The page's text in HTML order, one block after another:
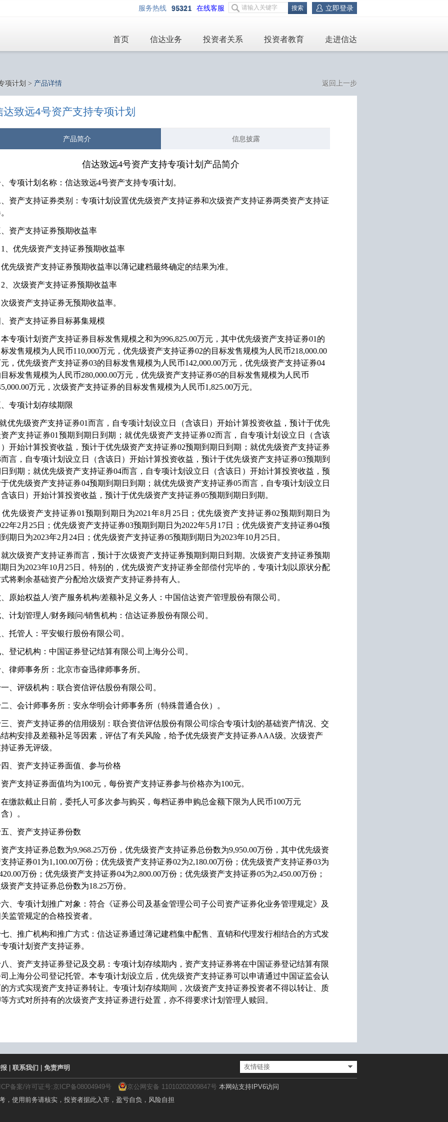
立即登录
在线客服
服务热线
首页 信达业务 投资者关系 投资者教育 走进信达
项计划 > 产品详情 返回上一步
达致远4号资产支持专项计划
产品简介 信息披露
信达致远4号资产支持专项计划产品简介
专项计划名称：信达致远4号资产支持专项计划。
资产支持证券类别：专项计划设置优先级资产支持证券和次级资产支持证券两类资产支持证
资产支持证券预期收益率
1 、优先级资产支持证券预期收益率
优先级资产支持证券预期收益率以薄记建档最终确定的结果为准。
2 、次级资产支持证券预期收益率
次级资产支持证券无预期收益率。
资产支持证券目标募集规模
本专项计划资产支持证券目标发售规模之和为996,825.00万元，其中优先级资产支持证券01 的
发售规模为人民币110,000万元，优先级资产支持证券02的目标发售规模为人民币218,000.00
，优先级资产支持证券03的目标发售规模为人民币142,000.00万元，优先级资产支持证券04
标发售规模为人民币280,000.00万元，优先级资产支持证券05的目标发售规模为人民币
万元，次级资产支持证券的目标发售规模为人民币1,825.00万元。
专项计划存续期限
优先级资产支持证券01而言，自专项计划设立日（含该日）开始计算投资收益，预计于优先
产支持证券01 预期到期日到期；就优先级资产支持证券02而言，自专项计划设立日（含该
开始计算投资收益，预计于优先级资产支持证券02预期到期日到期；就优先级资产支持证券
而言，自专项计划设立日（含该日）开始计算投资收益，预计于优先级资产支持证券03预期到
到期；就优先级资产支持证券04而言，自专项计划设立日（含该日）开始计算投资收益，预
优先级资产支持证券04预期到期日到期；就优先级资产支持证券05而言，自专项计划设立日
该日）开始计算投资收益，预计于优先级资产支持证券05预期到期日到期。
优先级资产支持证券01 预期到期日为2021 年8月 25日；优先级资产支持证券02预期到期日为
年2 月 25日；优先级资产支持证券03预期到期日为2022年5月 17日；优先级资产支持证券04预
期日为2023年2 月 24日；优先级资产支持证券05预期到期日为2023年10月 25日。
就次级资产支持证券而言，预计于次级资产支持证券预期到期日到期。次级资产支持证券预期
日为2023年10月 25日。特别的，优先级资产支持证券全部偿付完毕的，专项计划以原状分配
将剩余基础资产分配给次级资产支持证券持有人。
原始权益人 /资产服务机构/差额补足义务人：中国信达资产管理股份有限公司。
计划管理人 /财务顾问/销售机构：信达证券股份有限公司。
托管人：平安银行股份有限公司。
登记机构：中国证券登记结算有限公司上海分公司。
律师事务所：北京市奋迅律师事务所。
、评级机构：联合资信评估股份有限公司。
、会计师事务所：安永华明会计师事务所（特殊普通合伙）。
、资产支持证券的信用级别：联合资信评估股份有限公司综合专项计划的基础资产情况、交
构安排及差额补足等因素，评估了有关风险，给予优先级资产支持证券AAA级。次级资产
证券无评级。
、资产支持证券面值、参与价格
资产支持证券面值均为100元，每份资产支持证券参与价格亦为100元。
在缴款截止日前，委托人可多次参与购买，每档证券申购总金额下限为人民币100万元
）。
、资产支持证券份数
资产支持证券总数为9,968.25万份，优先级资产支持证券总份数为9,950.00万份，其中优先级资
持证券01 为1,100.00万份；优先级资产支持证券02为2,180.00万份；优先级资产支持证券03为
万份；优先级资产支持证券04为2,800.00万份；优先级资产支持证券05为2,450.00万份；
资产支持证券总份数为18.25万份。
、专项计划推广对象：符合《证券公司及基金管理公司子公司资产证券化业务管理规定》及
监管规定的合格投资者。
、推广机构和推广方式：信达证券通过薄记建档集中配售、直销和代理发行相结合的方式发
项计划资产支持证券。
、资产支持证券登记及交易：专项计划存续期内，资产支持证券将在中国证券登记结算有限
上海分公司登记托管。本专项计划设立后，优先级资产支持证券可以申请通过中国证监会认
方式实现资产支持证券转让。专项计划存续期间，次级资产支持证券投资者不得以转让、质
方式对所持有的次级资产支持证券进行处置，亦不得要求计划管理人赎回。
联系我们 免责声明 友情链接
备案/许可证号:京ICP备08004949号 京公网安备 11010202009847号 本网站支持IPV6访问
，使用前务请核实，投资者据此入市，盈亏自负，风险自担